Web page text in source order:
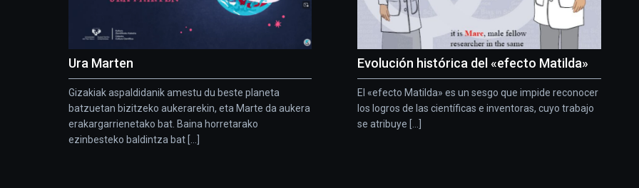
Ura Marten
Gizakiak aspaldidanik amestu du beste planeta
batzuetan bizitzeko aukerarekin, eta Marte da aukera
erakargarrienetako bat. Baina horretarako
ezinbesteko baldintza bat [...]
Evolución histórica del «efecto Matilda»
El «efecto Matilda» es un sesgo que impide reconocer
los logros de las científicas e inventoras, cuyo trabajo
se atribuye [...]